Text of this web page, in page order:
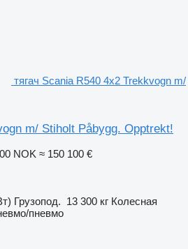
тягач Scania R540 4x2 Trekkvogn m/
m/ Stiholt Påbygg. Opptrekt!
NOK ≈ 150 100 €
Грузопод. 13 300 кг Колесная
пневмо